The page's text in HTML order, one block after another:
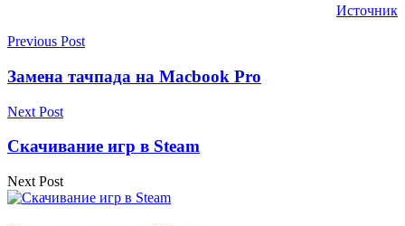
Источник
Previous Post
Замена тачпада на Macbook Pro
Next Post
Скачивание игр в Steam
Next Post